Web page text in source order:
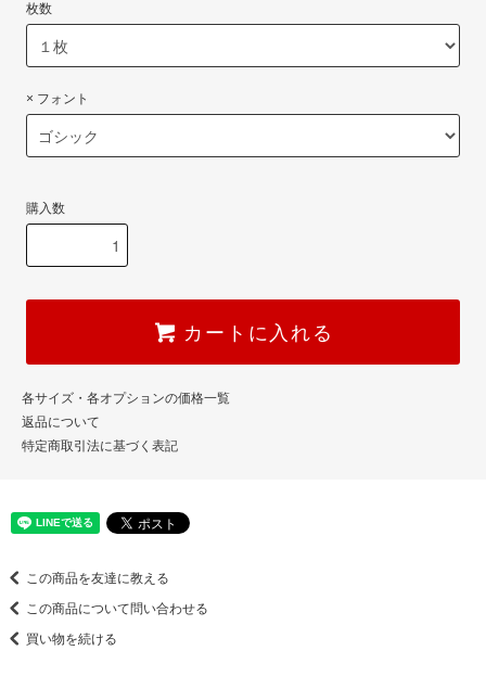
枚数
× フォント
購入数
カートに入れる
各サイズ・各オプションの価格一覧
返品について
特定商取引法に基づく表記
この商品を友達に教える
この商品について問い合わせる
買い物を続ける